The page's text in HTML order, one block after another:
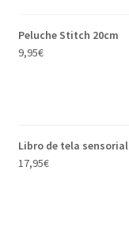
Peluche Stitch 20cm
9,95€
Libro de tela sensorial
17,95€